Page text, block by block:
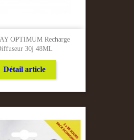
OPTIMUM Recharge
30j 48ML
Détail article